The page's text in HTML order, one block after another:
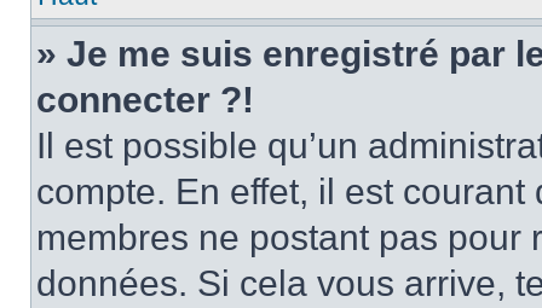
» Je me suis enregistré par
connecter ?!
Il est possible qu’un
compte. En effet, il est
membres ne postant pas
données. Si cela vous arrive,